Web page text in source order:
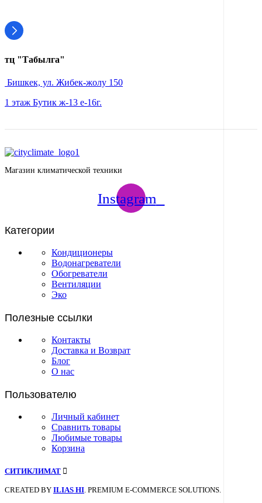
тц "Табылга"
Бишкек, ул. Жибек-жолу 150
1 этаж Бутик ж-13 е-16г.
Магазин климатической техники
Instagram
Категории
Кондиционеры
Водонагреватели
Обогреватели
Вентиляции
Эко
Полезные ссылки
Контакты
Доставка и Возврат
Блог
О нас
Пользователю
Личный кабинет
Сравнить товары
Любимые товары
Корзина
СИТИКЛИМАТ
CREATED BY ILIAS HI . PREMIUM E-COMMERCE SOLUTIONS.